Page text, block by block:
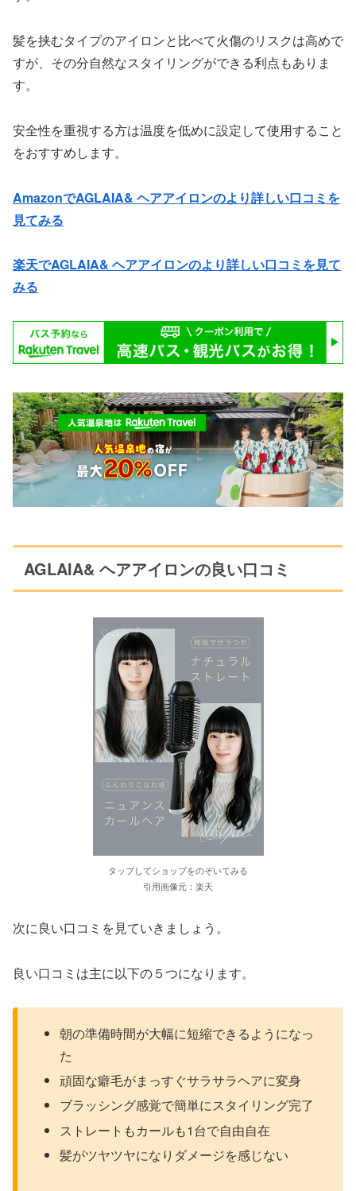
髪を挟むタイプのアイロンと比べて火傷のリスクは高めで
すが、その分自然なスタイリングができる利点もありま
す。
安全性を重視する方は温度を低めに設定して使用すること
をおすすめします。
AmazonでAGLAIA& ヘアアイロンのより詳しい口コミを
見てみる
楽天でAGLAIA& ヘアアイロンのより詳しい口コミを見て
みる
AGLAIA& ヘアアイロンの良い口コミ
タップしてショップをのぞいてみる
引用画像元：楽天
次に良い口コミを見ていきましょう。
良い口コミは主に以下の５つになります。
朝の準備時間が大幅に短縮できるようになっ
た
頑固な癖毛がまっすぐサラサラヘアに変身
ブラッシング感覚で簡単にスタイリング完了
ストレートもカールも1台で自由自在
髪がツヤツヤになりダメージを感じない